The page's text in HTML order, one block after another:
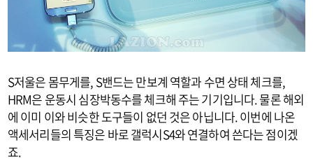
S저울은 몸무게를, S밴드는 만보계 역할과 수면 상태 체크를,
HRM은 운동시 심장박동수를 체크해 주는 기기입니다. 물론 해외
에 이미 이와 비슷한 도구들이 없던 것은 아닙니다. 이번에 나온
액세서리들의 특징은 바로 갤럭시S4와 연결하여 쓴다는 점이겠
죠.